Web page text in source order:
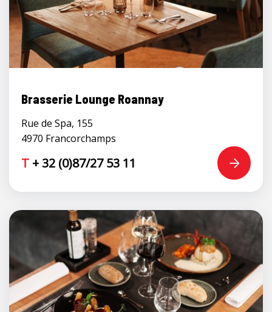
Brasserie Lounge Roannay
Rue de Spa, 155
4970 Francorchamps
T + 32 (0)87/27 53 11